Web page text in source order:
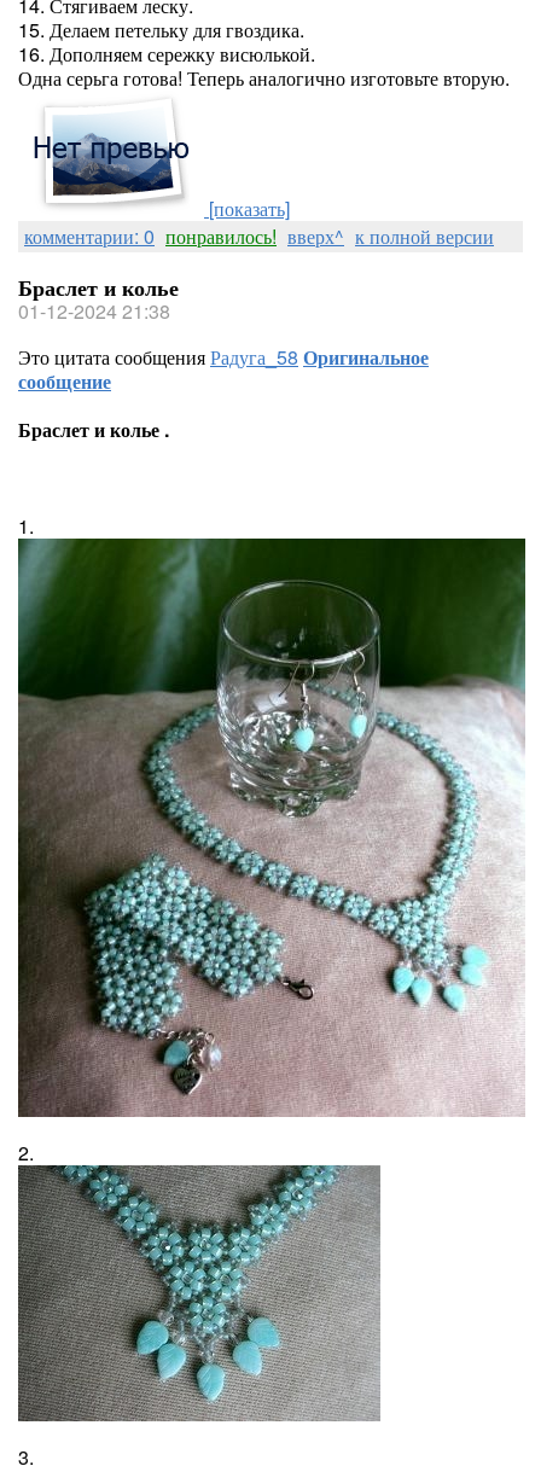
15. Делаем петельку для гвоздика.
16. Дополняем сережку висюлькой.
Одна серьга готова! Теперь аналогично изготовьте вторую.
[показать]
комментарии: 0 понравилось! вверх^ к полной версии
Браслет и колье
01-12-2024 21:38
Это цитата сообщенияРадуга_58 Оригинальное
сообщение
Браслет и колье .
1.
2.
3.